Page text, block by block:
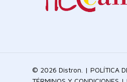
© 2026 Distron. | POLÍTICA